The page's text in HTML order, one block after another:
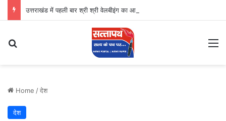
उत्तराखंड में पहली बार श्री श्री वेलबीइंग का आगमन
Home /देश
देश